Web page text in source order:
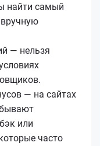
найти самый
— нельзя
— на сайтах
или
часто